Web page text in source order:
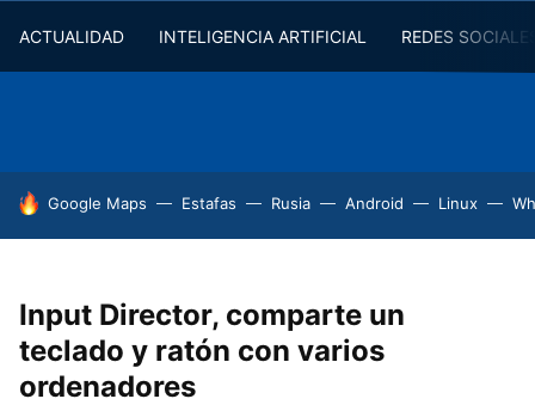
ACTUALIDAD INTELIGENCIA ARTIFICIAL REDES
HOY SE HABLA DE
Google Maps Estafas Rusia Android Linux
Input Director, comparte un
teclado y ratón con varios
ordenadores